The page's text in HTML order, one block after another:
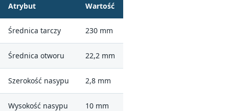
Atrybut Wartość
Średnica tarczy 230 mm
Średnica otworu 22,2 mm
Szerokość nasypu 2,8 mm
Wysokość nasypu 10 mm